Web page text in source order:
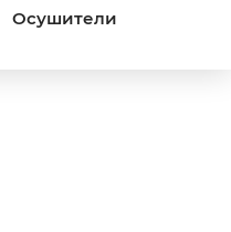
Осушители